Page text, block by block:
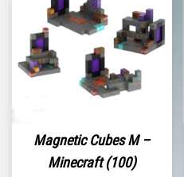
Magnetic Cubes M –
Minecraft (100)